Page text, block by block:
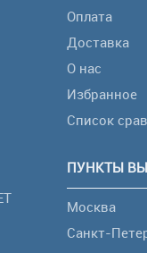
Оплата
Доставка
О нас
Избранное
Список
ПУНКТЫ
Москва
Санкт-